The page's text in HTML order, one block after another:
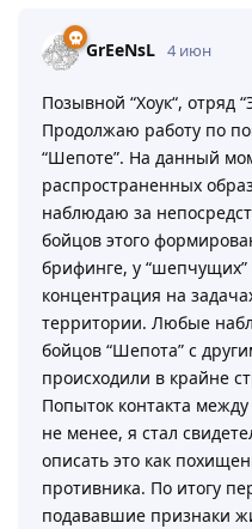
GrEeNsL 4 июн
Позывной “Хоук“, отряд
Продолжаю работу по
“Шепоте”. На данный
распространенных
наблюдаю за
бойцов этого
брифинге, у
концентрация на
территории. Любые
бойцов “Шепота” с
происходили в крайне
Попыток контакта
не менее, я стал
описать это как
противника. По итогу
подававшие признаки